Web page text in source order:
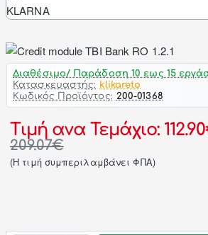
Διαθέσιμο/ Παράδοση 10 εως 15
Κατασκευαστής: klikareto
Κωδικός Προϊόντος: 200-01368
Τιμή ανα Τεμάχιο:
209.07€
(H τιμή συμπεριλαμβάνει ΦΠΑ)